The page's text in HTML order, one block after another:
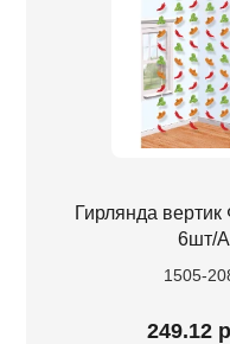
Гирлянда
6шт/А
1505-
249.12